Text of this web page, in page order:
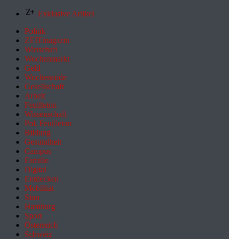
Exklusive Artikel
Politik
ZEITmagazin
Wirtschaft
Wochenmarkt
Geld
Wochenende
Gesellschaft
Arbeit
Feuilleton
Wissenschaft
Pol. Feuilleton
Bildung
Gesundheit
Campus
Familie
Digital
Entdecken
Mobilität
Sinn
Hamburg
Sport
Österreich
Schweiz